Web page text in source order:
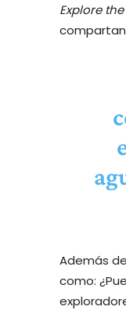
Explore
compartan
Además
como: